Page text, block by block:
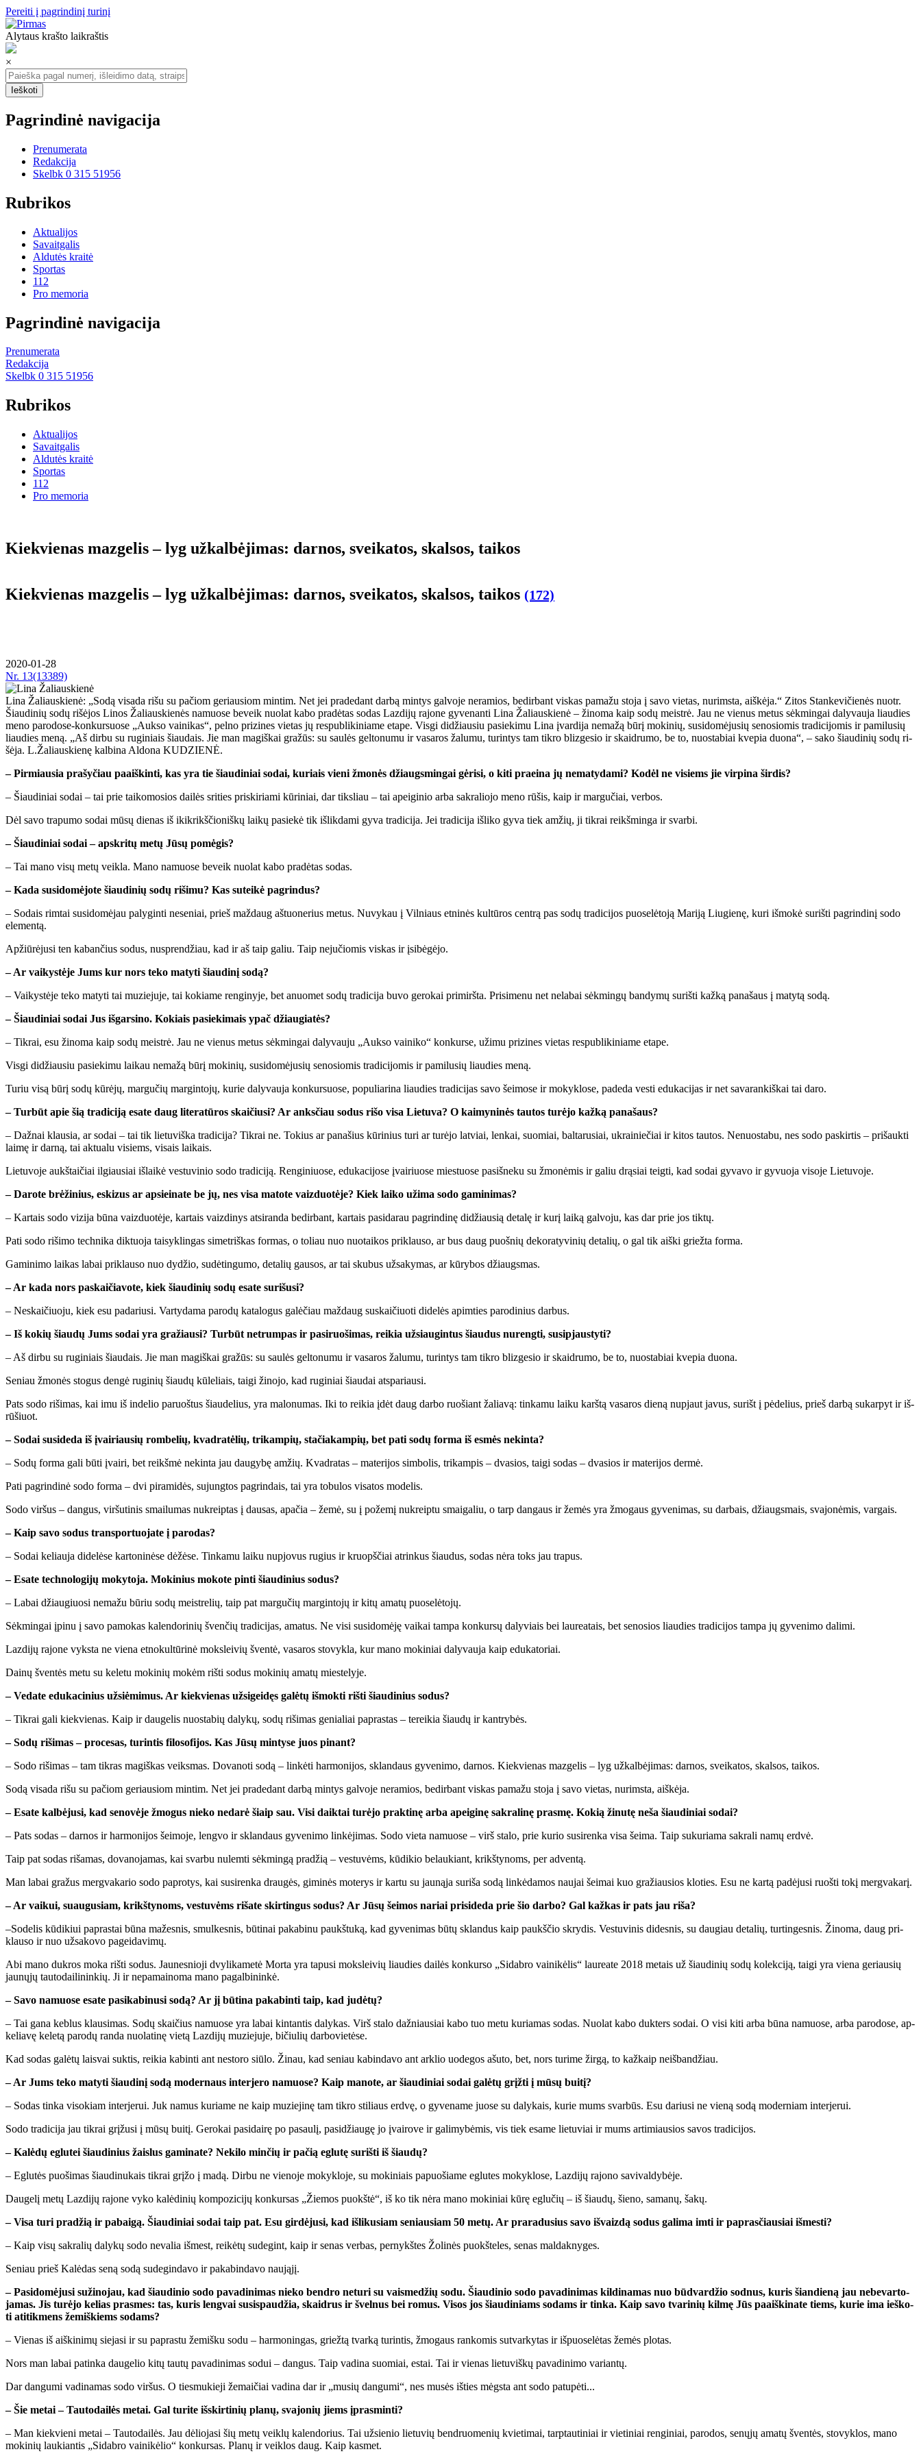
Pereiti į pagrindinį turinį
Alytaus krašto laikraštis
×
Pagrindinė navigacija
Prenumerata
Redakcija
Skelbk 0 315 51956
Rubrikos
Aktualijos
Savaitgalis
Aldutės kraitė
Sportas
112
Pro memoria
Pagrindinė navigacija
Prenumerata
Redakcija
Skelbk 0 315 51956
Rubrikos
Aktualijos
Savaitgalis
Aldutės kraitė
Sportas
112
Pro memoria
Kiek­vie­nas maz­ge­lis – lyg už­kal­bė­ji­mas: dar­nos, svei­ka­tos, skal­sos, tai­kos
Kiek­vie­nas maz­ge­lis – lyg už­kal­bė­ji­mas: dar­nos, svei­ka­tos, skal­sos, tai­kos (172)
2020-01-28
Nr. 13(13389)
Li­na Ža­liaus­kie­nė: „So­dą vi­sa­da ri­šu su pa­čiom ge­riau­siom min­tim. Net jei pra­de­dant dar­bą min­tys gal­vo­je ne­ra­mios, be­dir­bant vis­kas pa­ma­žu sto­ja į sa­vo vie­tas, nu­rims­ta, aiš­kė­ja.“ Zitos Stankevičienės nuotr.
Šiau­di­nių so­dų ri­šė­jos Li­nos Ža­liaus­kie­nės na­muo­se be­veik nuo­lat ka­bo pra­dė­tas so­das Laz­di­jų ra­jo­ne gy­ve­nan­ti Li­na Ža­liaus­kie­nė – ži­no­ma kaip so­dų meist­rė. Jau ne vie­nus me­tus sėk­min­gai da­ly­vau­ja liau­dies
me­no pa­ro­do­se-kon­kur­suo­se „Auk­so vai­ni­kas“, pel­no pri­zi­nes vie­tas jų res­pub­li­ki­nia­me eta­pe. Vis­gi di­džiau­siu pa­sie­ki­mu Li­na įvar­di­ja ne­ma­žą bū­rį mo­ki­nių, su­si­do­mė­ju­sių se­no­sio­mis tra­di­ci­jo­mis ir pa­mi­lu­sių
liau­dies me­ną. „Aš dir­bu su ru­gi­niais šiau­dais. Jie man ma­giš­kai gra­žūs: su sau­lės gel­to­nu­mu ir va­sa­ros ža­lu­mu, tu­rin­tys tam tik­ro bliz­ge­sio ir skaid­ru­mo, be to, nuo­sta­biai kve­pia duo­na“, – sa­ko šiau­di­nių so­dų ri­
šė­ja. L.Ža­liaus­kie­nę kal­bi­na Al­do­na KU­DZIE­NĖ.
– Pir­miau­sia pra­šy­čiau pa­aiš­kin­ti, kas yra tie šiau­di­niai so­dai, ku­riais vie­ni žmo­nės džiaugs­min­gai gė­ri­si, o ki­ti pra­ei­na jų ne­ma­ty­da­mi? Ko­dėl ne vi­siems jie vir­pi­na šir­dis?
– Šiau­di­niai so­dai – tai prie tai­ko­mo­sios dai­lės sri­ties pri­ski­ria­mi kū­ri­niai, dar tiks­liau – tai apei­gi­nio ar­ba sak­ra­lio­jo me­no rū­šis, kaip ir mar­gu­čiai, ver­bos.
Dėl sa­vo tra­pu­mo so­dai mū­sų die­nas iš ikik­rikš­čio­niš­kų lai­kų pa­sie­kė tik iš­lik­da­mi gy­va tra­di­ci­ja. Jei tra­di­ci­ja iš­li­ko gy­va tiek am­žių, ji tik­rai reikš­min­ga ir svar­bi.
– Šiau­di­niai so­dai – ap­skri­tų me­tų Jū­sų po­mė­gis?
– Tai ma­no vi­sų me­tų veik­la. Ma­no na­muo­se be­veik nuo­lat ka­bo pra­dė­tas so­das.
– Ka­da su­si­do­mė­jo­te šiau­di­nių so­dų ri­ši­mu? Kas su­tei­kė pa­grin­dus?
– So­dais rim­tai su­si­do­mė­jau pa­ly­gin­ti ne­se­niai, prieš maž­daug aš­tuo­ne­rius me­tus. Nu­vy­kau į Vil­niaus et­ni­nės kul­tū­ros cen­trą pas so­dų tra­di­ci­jos puo­se­lė­to­ją Ma­ri­ją Liu­gie­nę, ku­ri iš­mo­kė su­riš­ti pa­grin­di­nį so­do
ele­men­tą.
Ap­žiū­rė­ju­si ten ka­ban­čius so­dus, nu­spren­džiau, kad ir aš taip ga­liu. Taip ne­ju­čio­mis vis­kas ir įsi­bė­gė­jo.
– Ar vai­kys­tė­je Jums kur nors te­ko ma­ty­ti šiau­di­nį so­dą?
– Vai­kys­tė­je te­ko ma­ty­ti tai mu­zie­ju­je, tai ko­kia­me ren­gi­ny­je, bet anuo­met so­dų tra­di­ci­ja bu­vo ge­ro­kai pri­mirš­ta. Pri­si­me­nu net ne­la­bai sėk­min­gų ban­dy­mų su­riš­ti kaž­ką pa­na­šaus į ma­ty­tą so­dą.
– Šiau­di­niai so­dai Jus iš­gar­si­no. Ko­kiais pa­sie­ki­mais ypač džiau­gia­tės?
– Tik­rai, esu ži­no­ma kaip so­dų meist­rė. Jau ne vie­nus me­tus sėk­min­gai da­ly­vau­ju „Auk­so vai­ni­ko“ kon­kur­se, už­imu pri­zi­nes vie­tas res­pub­li­ki­nia­me eta­pe.
Vis­gi di­džiau­siu pa­sie­ki­mu lai­kau ne­ma­žą bū­rį mo­ki­nių, su­si­do­mė­ju­sių se­no­sio­mis tra­di­ci­jo­mis ir pa­mi­lu­sių liau­dies me­ną.
Tu­riu vi­są bū­rį so­dų kū­rė­jų, mar­gu­čių mar­gin­to­jų, ku­rie da­ly­vau­ja kon­kur­suo­se, po­pu­lia­ri­na liau­dies tra­di­ci­jas sa­vo šei­mo­se ir mo­kyk­lo­se, pa­de­da ves­ti edu­ka­ci­jas ir net sa­va­ran­kiš­kai tai da­ro.
– Tur­būt apie šią tra­di­ci­ją esa­te daug li­te­ra­tū­ros skai­čiu­si? Ar anks­čiau so­dus ri­šo vi­sa Lie­tu­va? O kai­my­ni­nės tau­tos tu­rė­jo kaž­ką pa­na­šaus?
– Daž­nai klau­sia, ar so­dai – tai tik lie­tu­viš­ka tra­di­ci­ja? Tik­rai ne. To­kius ar pa­na­šius kū­ri­nius tu­ri ar tu­rė­jo lat­viai, len­kai, suo­miai, bal­ta­ru­siai, uk­rai­nie­čiai ir ki­tos tau­tos. Ne­nuos­ta­bu, nes so­do pa­skir­tis – pri­šauk­ti
lai­mę ir dar­ną, tai ak­tu­a­lu vi­siems, vi­sais lai­kais.
Lie­tu­vo­je aukš­tai­čiai il­giau­siai iš­lai­kė ves­tu­vi­nio so­do tra­di­ci­ją. Ren­gi­niuo­se, edu­ka­ci­jo­se įvai­riuo­se mies­tuo­se pa­si­šne­ku su žmo­nė­mis ir ga­liu drą­siai teig­ti, kad so­dai gy­va­vo ir gy­vuo­ja vi­so­je Lie­tu­vo­je.
– Da­ro­te brė­ži­nius, es­ki­zus ar ap­si­ei­na­te be jų, nes vi­sa ma­to­te vaiz­duo­tė­je? Kiek lai­ko už­ima so­do ga­mi­ni­mas?
– Kar­tais so­do vi­zi­ja bū­na vaiz­duo­tė­je, kar­tais vaiz­di­nys at­si­ran­da be­dir­bant, kar­tais pa­si­da­rau pa­grin­di­nę di­džiau­sią de­ta­lę ir ku­rį lai­ką gal­vo­ju, kas dar prie jos tik­tų.
Pa­ti so­do ri­ši­mo tech­ni­ka dik­tuo­ja tai­syk­lin­gas si­met­riš­kas for­mas, o to­liau nuo nuo­tai­kos pri­klau­so, ar bus daug puoš­nių de­ko­ra­ty­vi­nių de­ta­lių, o gal tik aiš­ki griež­ta for­ma.
Ga­mi­ni­mo lai­kas la­bai pri­klau­so nuo dy­džio, su­dė­tin­gu­mo, de­ta­lių gau­sos, ar tai sku­bus už­sa­ky­mas, ar kū­ry­bos džiaugs­mas.
– Ar ka­da nors pa­skai­čia­vo­te, kiek šiau­di­nių so­dų esa­te su­ri­šu­si?
– Ne­skai­čiuo­ju, kiek esu pa­da­riu­si. Var­ty­da­ma pa­ro­dų ka­ta­lo­gus ga­lė­čiau maž­daug su­skai­čiuo­ti di­de­lės ap­im­ties pa­ro­di­nius dar­bus.
– Iš ko­kių šiau­dų Jums so­dai yra gra­žiau­si? Tur­būt ne­trum­pas ir pa­si­ruo­ši­mas, rei­kia už­si­au­gin­tus šiau­dus nu­reng­ti, su­si­pjaus­ty­ti?
– Aš dir­bu su ru­gi­niais šiau­dais. Jie man ma­giš­kai gra­žūs: su sau­lės gel­to­nu­mu ir va­sa­ros ža­lu­mu, tu­rin­tys tam tik­ro bliz­ge­sio ir skaid­ru­mo, be to, nuo­sta­biai kve­pia duo­na.
Se­niau žmo­nės sto­gus den­gė ru­gi­nių šiau­dų kū­le­liais, tai­gi ži­no­jo, kad ru­gi­niai šiau­dai at­spa­riau­si.
Pats so­do ri­ši­mas, kai imu iš in­de­lio pa­ruoš­tus šiau­de­lius, yra ma­lo­nu­mas. Iki to rei­kia įdėt daug dar­bo ruo­šiant ža­lia­vą: tin­ka­mu lai­ku karš­tą va­sa­ros die­ną nu­pjaut ja­vus, su­rišt į pė­de­lius, prieš dar­bą su­kar­pyt ir iš­
rū­šiuot.
– So­dai su­si­de­da iš įvai­riau­sių rom­be­lių, kvad­ra­tė­lių, tri­kam­pių, sta­čia­kam­pių, bet pa­ti so­dų for­ma iš es­mės ne­kin­ta?
– So­dų for­ma ga­li bū­ti įvai­ri, bet reikš­mė ne­kin­ta jau dau­gy­bę am­žių. Kvad­ra­tas – ma­te­ri­jos sim­bo­lis, tri­kam­pis – dva­sios, tai­gi so­das – dva­sios ir ma­te­ri­jos der­mė.
Pa­ti pa­grin­di­nė so­do for­ma – dvi pi­ra­mi­dės, su­jung­tos pa­grin­dais, tai yra to­bu­los vi­sa­tos mo­de­lis.
So­do vir­šus – dan­gus, vir­šu­ti­nis smai­lu­mas nu­kreip­tas į dau­sas, apa­čia – že­mė, su į po­že­mį nu­kreip­tu smai­ga­liu, o tarp dan­gaus ir že­mės yra žmo­gaus gy­ve­ni­mas, su dar­bais, džiaugs­mais, sva­jo­nė­mis, var­gais.
– Kaip sa­vo so­dus trans­por­tuo­ja­te į pa­ro­das?
– So­dai ke­liau­ja di­de­lė­se kar­to­ni­nė­se dė­žė­se. Tin­ka­mu lai­ku nu­pjo­vus ru­gius ir kruopš­čiai at­rin­kus šiau­dus, so­das nė­ra toks jau tra­pus.
– Esa­te tech­no­lo­gi­jų mo­ky­to­ja. Mo­ki­nius mo­ko­te pin­ti šiau­di­nius so­dus?
– La­bai džiau­giuo­si ne­ma­žu bū­riu so­dų meist­re­lių, taip pat mar­gu­čių mar­gin­to­jų ir ki­tų ama­tų puo­se­lė­to­jų.
Sėk­min­gai įpi­nu į sa­vo pa­mo­kas ka­len­do­ri­nių šven­čių tra­di­ci­jas, ama­tus. Ne vi­si su­si­do­mė­ję vai­kai tam­pa kon­kur­sų da­ly­viais bei lau­re­a­tais, bet se­no­sios liau­dies tra­di­ci­jos tam­pa jų gy­ve­ni­mo da­li­mi.
Laz­di­jų ra­jo­ne vyks­ta ne vie­na et­no­kul­tū­ri­nė moks­lei­vių šven­tė, va­sa­ros sto­vyk­la, kur ma­no mo­ki­niai da­ly­vau­ja kaip edu­ka­to­riai.
Dai­nų šven­tės me­tu su ke­le­tu mo­ki­nių mo­kėm riš­ti so­dus mo­ki­nių ama­tų mies­te­ly­je.
– Ve­da­te edu­ka­ci­nius už­si­ė­mi­mus. Ar kiek­vie­nas už­si­gei­dęs ga­lė­tų iš­mok­ti riš­ti šiau­di­nius so­dus?
– Tik­rai ga­li kiek­vie­nas. Kaip ir dau­ge­lis nuo­sta­bių da­ly­kų, so­dų ri­ši­mas ge­nia­liai pa­pras­tas – te­rei­kia šiau­dų ir kan­try­bės.
– So­dų ri­ši­mas – pro­ce­sas, tu­rin­tis fi­lo­so­fi­jos. Kas Jū­sų min­ty­se juos pi­nant?
– So­do ri­ši­mas – tam tik­ras ma­giš­kas veiks­mas. Do­va­no­ti so­dą – lin­kė­ti har­mo­ni­jos, sklan­daus gy­ve­ni­mo, dar­nos. Kiek­vie­nas maz­ge­lis – lyg už­kal­bė­ji­mas: dar­nos, svei­ka­tos, skal­sos, tai­kos.
So­dą vi­sa­da ri­šu su pa­čiom ge­riau­siom min­tim. Net jei pra­de­dant dar­bą min­tys gal­vo­je ne­ra­mios, be­dir­bant vis­kas pa­ma­žu sto­ja į sa­vo vie­tas, nu­rims­ta, aiš­kė­ja.
– Esa­te kal­bė­ju­si, kad se­no­vė­je žmo­gus nie­ko ne­da­rė šiaip sau. Vi­si daik­tai tu­rė­jo prak­ti­nę ar­ba apei­gi­nę sak­ra­li­nę pras­mę. Ko­kią ži­nu­tę ne­ša šiau­di­niai so­dai?
– Pats so­das – dar­nos ir har­mo­ni­jos šei­mo­je, leng­vo ir sklan­daus gy­ve­ni­mo lin­kė­ji­mas. So­do vie­ta na­muo­se – virš sta­lo, prie ku­rio su­si­ren­ka vi­sa šei­ma. Taip su­ku­ria­ma sak­ra­li na­mų erd­vė.
Taip pat so­das ri­ša­mas, do­va­no­ja­mas, kai svar­bu nu­lem­ti sėk­min­gą pra­džią – ves­tu­vėms, kū­di­kio be­lau­kiant, krikš­ty­noms, per ad­ven­tą.
Man la­bai gra­žus merg­va­ka­rio so­do pa­pro­tys, kai su­si­ren­ka drau­gės, gi­mi­nės mo­te­rys ir kar­tu su jau­ną­ja su­ri­ša so­dą lin­kė­da­mos nau­jai šei­mai kuo gra­žiau­sios klo­ties. Esu ne kar­tą pa­dė­ju­si ruoš­ti to­kį merg­va­ka­rį.
– Ar vai­kui, su­au­gu­siam, krikš­ty­noms, ves­tu­vėms ri­ša­te skir­tin­gus so­dus? Ar Jū­sų šei­mos na­riai pri­si­de­da prie šio dar­bo? Gal kaž­kas ir pats jau ri­ša?
–So­de­lis kū­di­kiui pa­pras­tai bū­na ma­žes­nis, smul­kes­nis, bū­ti­nai pa­ka­bi­nu paukš­tu­ką, kad gy­ve­ni­mas bū­tų sklan­dus kaip paukš­čio skry­dis. Ves­tu­vi­nis di­des­nis, su dau­giau de­ta­lių, tur­tin­ges­nis. Ži­no­ma, daug pri­
klau­so ir nuo už­sa­ko­vo pa­gei­da­vi­mų.
Abi ma­no duk­ros mo­ka riš­ti so­dus. Jau­nes­nio­ji dvy­li­ka­me­tė Mor­ta yra ta­pu­si moks­lei­vių liau­dies dai­lės kon­kur­so „Si­dab­ro vai­ni­kė­lis“ lau­re­a­te 2018 me­tais už šiau­di­nių so­dų ko­lek­ci­ją, tai­gi yra vie­na ge­riau­sių
jau­nų­jų tau­to­dai­li­nin­kių. Ji ir ne­pa­mai­no­ma ma­no pa­gal­bi­nin­kė.
– Sa­vo na­muo­se esa­te pa­si­ka­bi­nu­si so­dą? Ar jį bū­ti­na pa­ka­bin­ti taip, kad ju­dė­tų?
– Tai ga­na keb­lus klau­si­mas. So­dų skai­čius na­muo­se yra la­bai kin­tan­tis da­ly­kas. Virš sta­lo daž­niau­siai ka­bo tuo me­tu ku­ria­mas so­das. Nuo­lat ka­bo duk­ters so­dai. O vi­si ki­ti ar­ba bū­na na­muo­se, ar­ba pa­ro­do­se, ap­
ke­lia­vę ke­le­tą pa­ro­dų ran­da nuo­la­ti­nę vie­tą Laz­di­jų mu­zie­ju­je, bi­čiu­lių dar­bo­vie­tė­se.
Kad so­das ga­lė­tų lais­vai suk­tis, rei­kia ka­bin­ti ant ne­sto­ro siū­lo. Ži­nau, kad se­niau ka­bin­da­vo ant ar­klio uo­de­gos ašu­to, bet, nors tu­ri­me žir­gą, to kaž­kaip ne­iš­ban­džiau.
– Ar Jums te­ko ma­ty­ti šiau­di­nį so­dą mo­der­naus in­ter­je­ro na­muo­se? Kaip ma­no­te, ar šiau­di­niai so­dai ga­lė­tų grįž­ti į mū­sų bui­tį?
– So­das tin­ka vi­so­kiam in­ter­je­rui. Juk na­mus ku­ria­me ne kaip mu­zie­ji­nę tam tik­ro sti­liaus erd­vę, o gy­ve­na­me juo­se su da­ly­kais, ku­rie mums svar­būs. Esu da­riu­si ne vie­ną so­dą mo­der­niam in­ter­je­rui.
So­do tra­di­ci­ja jau tik­rai grį­žu­si į mū­sų bui­tį. Ge­ro­kai pa­si­dai­rę po pa­sau­lį, pa­si­džiau­gę jo įvai­ro­ve ir ga­li­my­bė­mis, vis tiek esa­me lie­tu­viai ir mums ar­ti­miau­sios sa­vos tra­di­ci­jos.
– Ka­lė­dų eg­lu­tei šiau­di­nius žais­lus ga­mi­na­te? Ne­ki­lo min­čių ir pa­čią eg­lu­tę su­riš­ti iš šiau­dų?
– Eg­lu­tės puo­ši­mas šiau­di­nu­kais tik­rai grį­žo į ma­dą. Dir­bu ne vie­no­je mo­kyk­lo­je, su mo­ki­niais pa­puo­šia­me eg­lu­tes mo­kyk­lo­se, Laz­di­jų ra­jo­no sa­vi­val­dy­bė­je.
Dau­ge­lį me­tų Laz­di­jų ra­jo­ne vy­ko ka­lė­di­nių kom­po­zi­ci­jų kon­kur­sas „Žie­mos puokš­tė“, iš ko tik nė­ra ma­no mo­ki­niai kū­rę eg­lu­čių – iš šiau­dų, šie­no, sa­ma­nų, ša­kų.
– Vi­sa tu­ri pra­džią ir pa­bai­gą. Šiau­di­niai so­dai taip pat. Esu gir­dė­ju­si, kad iš­li­ku­siam se­niau­siam 50 me­tų. Ar pra­ra­du­sius sa­vo iš­vaiz­dą so­dus ga­li­ma im­ti ir pa­pras­čiau­siai iš­mes­ti?
– Kaip vi­sų sak­ra­lių da­ly­kų so­do ne­va­lia iš­mest, rei­kė­tų su­de­gint, kaip ir se­nas ver­bas, per­nykš­tes Žo­li­nės puokš­te­les, se­nas mal­dak­ny­ges.
Se­niau prieš Ka­lė­das se­ną so­dą su­de­gin­da­vo ir pa­ka­bin­da­vo nau­ją­jį.
– Pa­si­do­mė­ju­si su­ži­no­jau, kad šiau­di­nio so­do pa­va­di­ni­mas nie­ko ben­dro ne­tu­ri su vais­me­džių so­du. Šiau­di­nio so­do pa­va­di­ni­mas kil­di­na­mas nuo būd­var­džio sod­nus, ku­ris šian­die­ną jau ne­be­var­to­
ja­mas. Jis tu­rė­jo ke­lias pras­mes: tas, ku­ris leng­vai su­si­spau­džia, skaid­rus ir švel­nus bei ro­mus. Vi­sos jos šiau­di­niams so­dams ir tin­ka. Kaip sa­vo tva­ri­nių kil­mę Jūs pa­aiš­ki­na­te tiems, ku­rie ima ieš­ko­
ti ati­tik­mens že­miš­kiems so­dams?
– Vie­nas iš aiš­ki­ni­mų sie­ja­si ir su pa­pras­tu že­miš­ku so­du – har­mo­nin­gas, griež­tą tvar­ką tu­rin­tis, žmo­gaus ran­ko­mis su­tvar­ky­tas ir iš­puo­se­lė­tas že­mės plo­tas.
Nors man la­bai pa­tin­ka dau­ge­lio ki­tų tau­tų pa­va­di­ni­mas so­dui – dan­gus. Taip va­di­na suo­miai, es­tai. Tai ir vie­nas lie­tu­viš­kų pa­va­di­ni­mo va­rian­tų.
Dar dan­gu­mi va­di­na­mas so­do vir­šus. O ties­mu­kie­ji že­mai­čiai va­di­na dar ir „mu­sių dan­gu­mi“, nes mu­sės iš­ties mėgs­ta ant so­do pa­tu­pė­ti...
– Šie me­tai – Tau­to­dai­lės me­tai. Gal tu­ri­te iš­skir­ti­nių pla­nų, sva­jo­nių jiems įpras­min­ti?
– Man kiek­vie­ni me­tai – Tau­to­dai­lės. Jau dė­lio­ja­si šių me­tų veik­lų ka­len­do­rius. Tai už­sie­nio lie­tu­vių ben­druo­me­nių kvie­ti­mai, tarp­tau­ti­niai ir vie­ti­niai ren­gi­niai, pa­ro­dos, se­nų­jų ama­tų šven­tės, sto­vyk­los, ma­no
mo­ki­nių lau­kian­tis „Si­dab­ro vai­ni­kė­lio“ kon­kur­sas. Pla­nų ir veik­los daug. Kaip kas­met.